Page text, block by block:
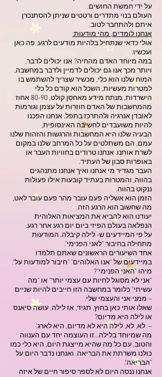
על ידי חמשת החושים.
העולם בנוי מתדרים ורטטים שניתן להסתנכרן
איתם ולהתחבר לטוב.
אנחנו לומדים, מהי מודעות:
אולי כדאי שנתחיל בלהיות מודעים לרגע, פה כאן
ועכשיו.
במה מיוחד האדם מהחיה? אנו יכולים לדבר,
ויותר מכך אנו גם יכולים לדמיין ולדבר במחשבה,
המוח שלנו הוא כלי, מכשיר שצריך להשתמש בו
למטרות מעשיות, השכל הוא קודם כל כלי
הישרדות, מנתח מידע מאחסן קולט, 80-90 אחוז
מהמחשבות של האדם חוזרות על עצמן וגורמות
לאובדן אנרגיה ולהתרכז בתפל. אנחנו הפכנו
להיות משועבדים לחשיבה האינסופית,
הבעיה שלנו היא המחשבות והרגשות והזהות שלנו
עמם, הם משתלטים על כל המרחב שלנו במקום
לשרת אותנו. אנחנו טרודים בחוויות העבר או
באופרות סבון של העתיד.
העבר מגדיר מי אנחנו ואיך אנחנו מתנהגים
בהווה, והמטרות בעתיד קובעות אילו פעולות
ננקוט בהווה.
הזמן הוא אשליה פעם עובר מהר פעם עובר לאט,
מה שחשוב הוא הרגע הזה.
יעודנו הוא להביא את המציאות האלוהית
הנפלאה בעולם הפיזי ביום יום רגע אחר רגע.
על פי המיידעים ש- לילה קיבלה, המודעות
מתחילה בחיבור "לאני הפנימי".
אחד השיעורים הראשונים שאתם תלמדו
במיידעים של "אנו האלוהים" "חיבור למודעות על".
מיהו "האני הפנימי"?
"אני לא מסוגל לחיות עם עצמי יותר" או "מה
עשיתי" כלומר במחשבה הזו חייבים להיות שניים
– ממני אני והעצמי שלי.
שאלו אותי כאן בחוץ, תגיד, אז לילה, עושה סיאנס
או לילה היא מדיום?
– לא, לא, לילה היא לא מדיום, היא לארג'.
מה שמיוחד בלילה…זו העוצמה יחד עם הענווה
והטוב, עם כל מה שהיא מייצגת היום, היא כלי כמו
כולנו משרתת את הבריאה. ואנחנו נדבר היום על
"הבריאה".
אנחנו ננסה היום לא לספר סיפור חיים של איזה